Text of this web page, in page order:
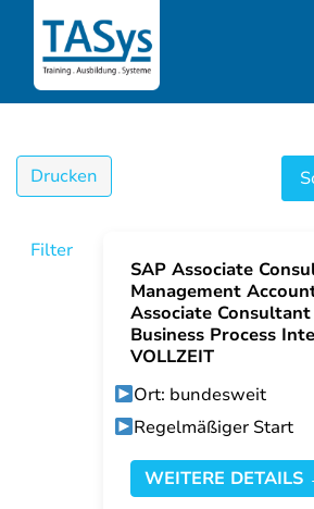
Drucken
Filter
SAP Associate
Management
Associate Consultant
Business Process
VOLLZEIT
Ort: bundesweit
Regelmäßiger Start
WEITERE DETAILS